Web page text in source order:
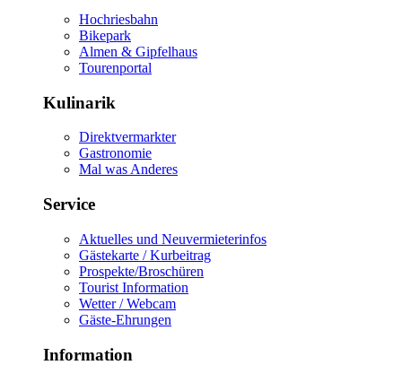
Hochriesbahn
Bikepark
Almen & Gipfelhaus
Tourenportal
Kulinarik
Direktvermarkter
Gastronomie
Mal was Anderes
Service
Aktuelles und Neuvermieterinfos
Gästekarte / Kurbeitrag
Prospekte/Broschüren
Tourist Information
Wetter / Webcam
Gäste-Ehrungen
Information